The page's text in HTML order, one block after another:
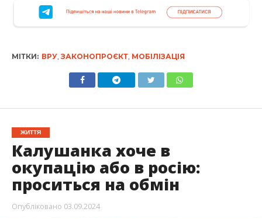
МІТКИ: ВРУ, ЗАКОНОПРОЄКТ, МОБІЛІЗАЦІЯ
ЖИТТЯ
Калушанка хоче в
окупацію або в росію:
проситься на обмін
Опубліковано 03.09.2024